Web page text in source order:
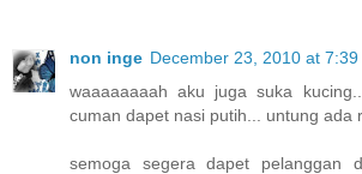
non inge December 23, 2010 at 7:39
waaaaaaaah aku juga suka
cuman dapet nasi putih... untung ada
semoga segera dapet pelanggan